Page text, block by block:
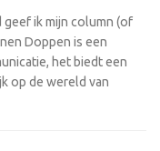
ik mijn column (of
Doppen is een
het biedt een
op de wereld van